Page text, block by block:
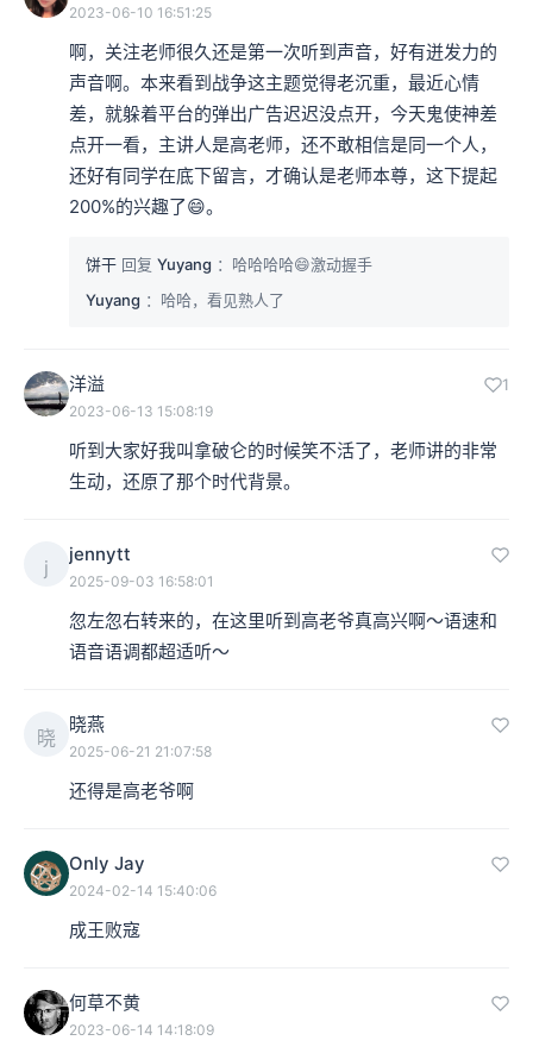
2023-06-10 16:51:25
啊，关注老师很久还是第一次听到声音，好有迸发力的
声音啊。本来看到战争这主题觉得老沉重，最近心情
差，就躲着平台的弹出广告迟迟没点开，今天鬼使神差
点开一看，主讲人是高老师，还不敢相信是同一个人，
还好有同学在底下留言，才确认是老师本尊，这下提起
200%的兴趣了😄。
饼干 回复 Yuyang ：哈哈哈哈😄激动握手
Yuyang ：哈哈，看见熟人了
洋溢 1
2023-06-13 15:08:19
听到大家好我叫拿破仑的时候笑不活了，老师讲的非常
生动，还原了那个时代背景。
j
jennytt
2025-09-03 16:58:01
忽左忽右转来的，在这里听到高老爷真高兴啊～语速和
语音语调都超适听～
晓
晓燕
2025-06-21 21:07:58
还得是高老爷啊
Only Jay
2024-02-14 15:40:06
成王败寇
何草不黄
2023-06-14 14:18:09